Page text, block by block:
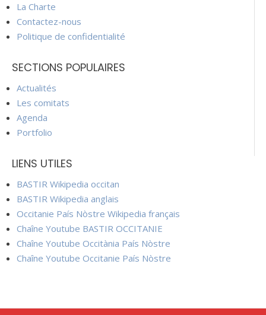
La Charte
Contactez-nous
Politique de confidentialité
SECTIONS POPULAIRES
Actualités
Les comitats
Agenda
Portfolio
LIENS UTILES
BASTIR Wikipedia occitan
BASTIR Wikipedia anglais
Occitanie País Nòstre Wikipedia français
Chaîne Youtube BASTIR OCCITANIE
Chaîne Youtube Occitània País Nòstre
Chaîne Youtube Occitanie País Nòstre